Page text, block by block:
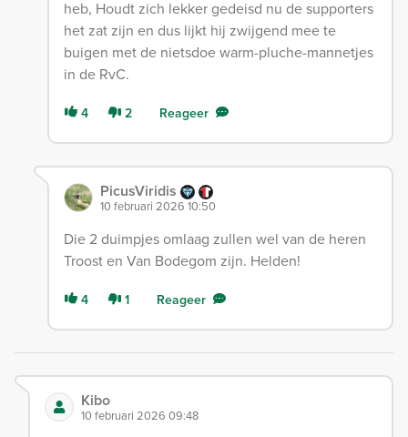
heb, Houdt zich lekker gedeisd nu de supporters
het zat zijn en dus lijkt hij zwijgend mee te
buigen met de nietsdoe warm-pluche-mannetjes
in de RvC.
4 2 Reageer
PicusViridis
10 februari 2026 10:50
Die 2 duimpjes omlaag zullen wel van de heren
Troost en Van Bodegom zijn. Helden!
4 1 Reageer
Kibo
10 februari 2026 09:48